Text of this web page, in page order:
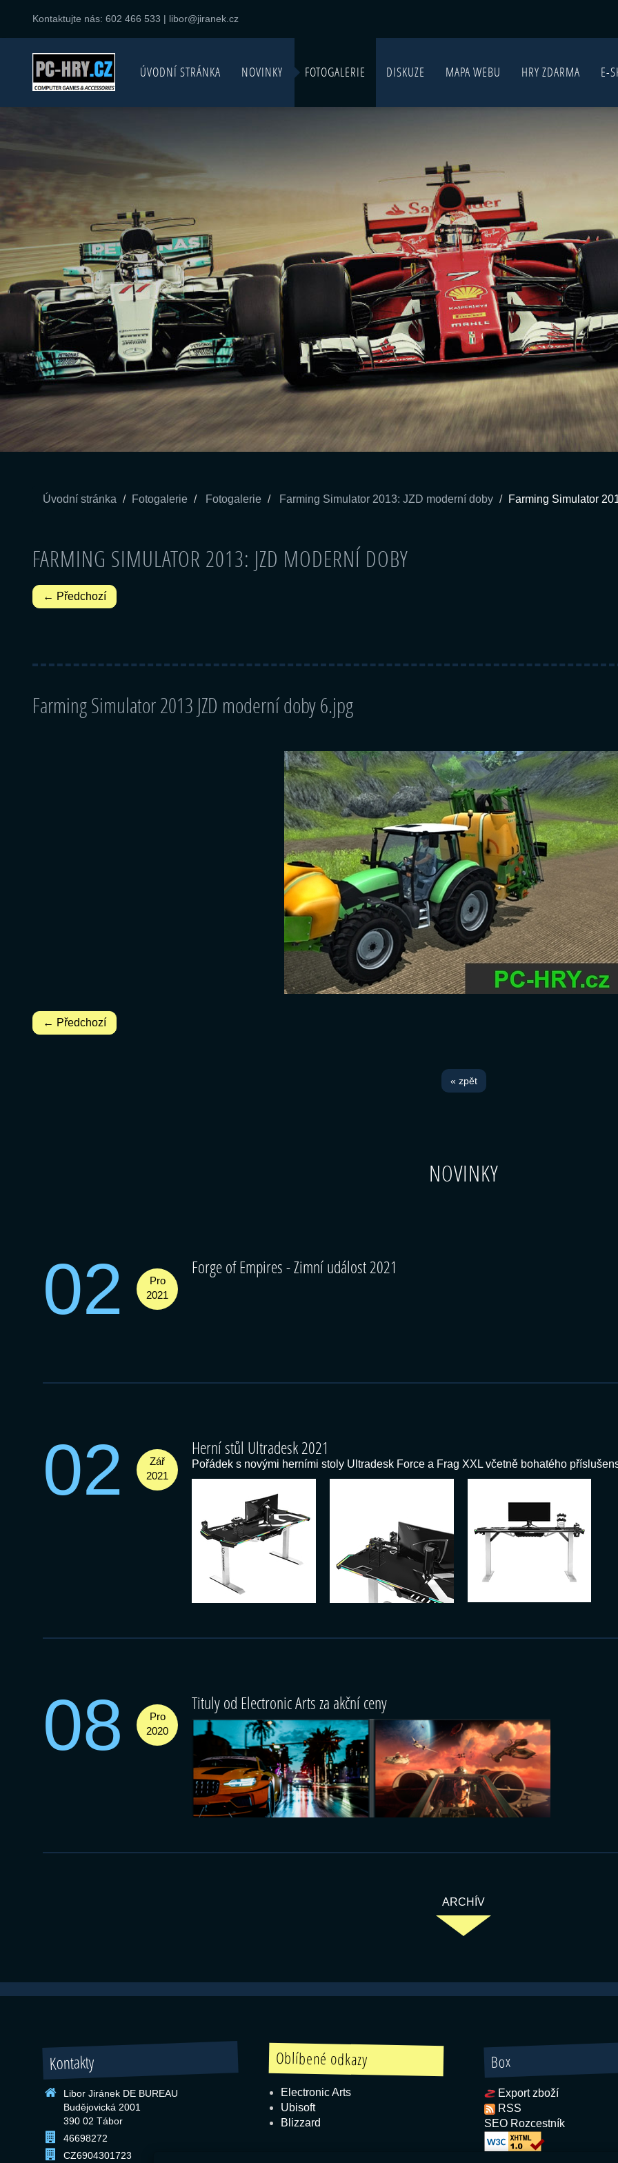
Kontaktujte nás: 602 466 533 | libor@jiranek.cz
ÚVODNÍ STRÁNKA NOVINKY FOTOGALERIE DISKUZE MAPA WEBU HRY ZDARMA E-
Úvodní stránka Fotogalerie Fotogalerie Farming Simulator 2013: JZD moderní doby Farming Simulator
FARMING SIMULATOR 2013: JZD MODERNÍ DOBY
← Předchozí
Farming Simulator 2013 JZD moderní doby 6.jpg
← Předchozí
« zpět
NOVINKY
02
Pro
2021
Forge of Empires - Zimní událost 2021
02
Zář
2021
Herní stůl Ultradesk 2021
Pořádek s novými herními stoly Ultradesk Force a Frag XXL včetně bohatého
08
Pro
2020
Tituly od Electronic Arts za akční ceny
ARCHÍV
Kontakty
Libor Jiránek DE BUREAU
Budějovická 2001
390 02 Tábor
46698272
CZ6904301723
Oblíbené odkazy
Electronic Arts
Ubisoft
Blizzard
Box
Export zboží
RSS
SEO Rozcestník